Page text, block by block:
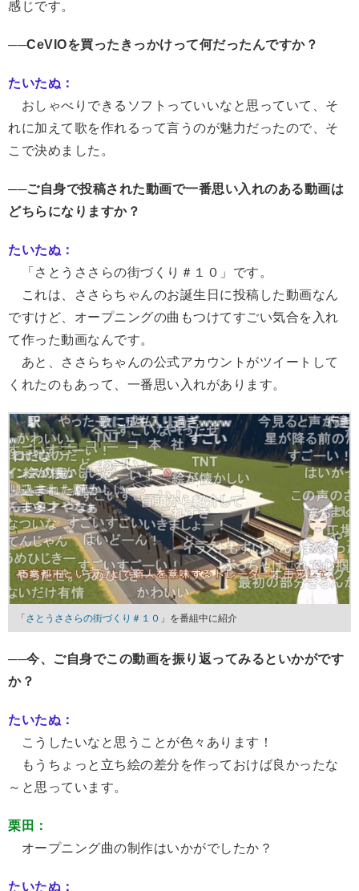
感じです。
──CeVIOを買ったきっかけって何だったんですか？
たいたぬ：
おしゃべりできるソフトっていいなと思っていて、そ
れに加えて歌を作れるって言うのが魅力だったので、そ
こで決めました。
──ご自身で投稿された動画で一番思い入れのある動画は
どちらになりますか？
たいたぬ：
「さとうささらの街づくり＃１０」です。
これは、ささらちゃんのお誕生日に投稿した動画なん
ですけど、オープニングの曲もつけてすごい気合を入れ
て作った動画なんです。
あと、ささらちゃんの公式アカウントがツイートして
くれたのもあって、一番思い入れがあります。
「 さとうささらの街づくり＃１０ 」を番組中に紹介
──今、ご自身でこの動画を振り返ってみるといかがです
か？
たいたぬ：
こうしたいなと思うことが色々あります！
もうちょっと立ち絵の差分を作っておけば良かったな
～と思っています。
栗田：
オープニング曲の制作はいかがでしたか？
たいたぬ：